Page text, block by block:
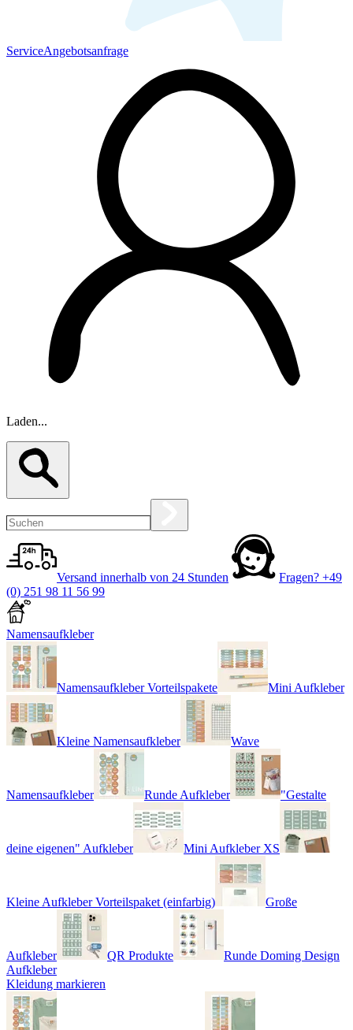
ServiceAngebotsanfrage
Laden...
Versand innerhalb von 24 Stunden Fragen? +49
(0) 251 98 11 56 99
Namensaufkleber
Namensaufkleber Vorteilspakete Mini Aufkleber
Kleine Namensaufkleber Wave
Namensaufkleber Runde Aufkleber "Gestalte
deine eigenen" Aufkleber Mini Aufkleber XS
Kleine Aufkleber Vorteilspaket (einfarbig) Große
Aufkleber QR Produkte
Runde Doming Design
Aufkleber
Kleidung markieren